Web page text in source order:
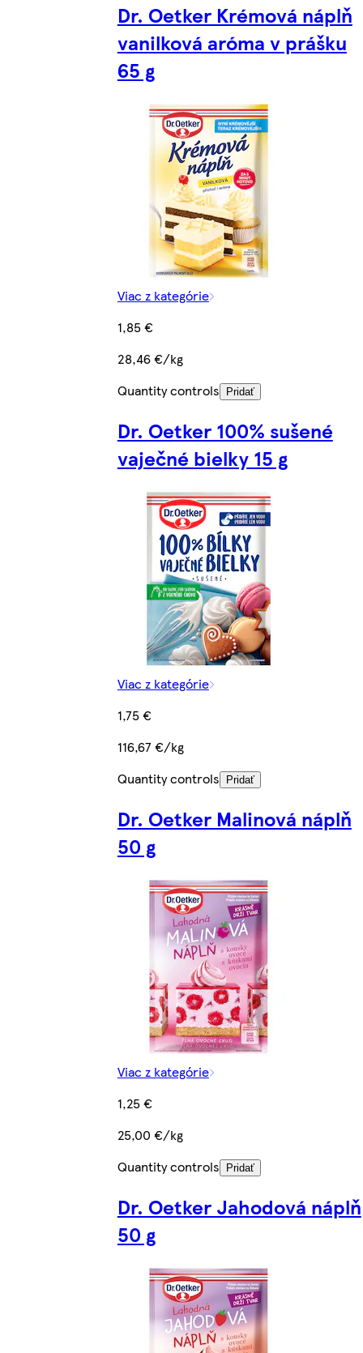
Dr. Oetker Krémová náplň
vanilková aróma v prášku
65 g
Viac z kategórie
1,85 €
28,46 €/kg
Quantity controls
Pridať
Dr. Oetker 100% sušené
vaječné bielky 15 g
Viac z kategórie
1,75 €
116,67 €/kg
Quantity controls
Pridať
Dr. Oetker Malinová náplň
50 g
Viac z kategórie
1,25 €
25,00 €/kg
Quantity controls
Pridať
Dr. Oetker Jahodová náplň
50 g